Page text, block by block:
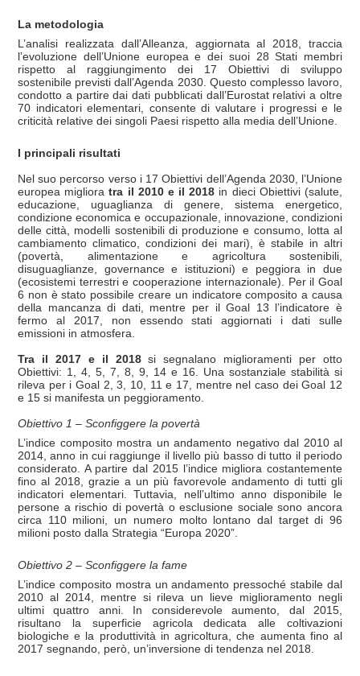
La metodologia
L’analisi realizzata dall’Alleanza, aggiornata al 2018, traccia
l’evoluzione dell’Unione europea e dei suoi 28 Stati membri
rispetto al raggiungimento dei 17 Obiettivi di sviluppo
sostenibile previsti dall’Agenda 2030. Questo complesso lavoro,
condotto a partire dai dati pubblicati dall’Eurostat relativi a oltre
70 indicatori elementari, consente di valutare i progressi e le
criticità relative dei singoli Paesi rispetto alla media dell’Unione.
I principali risultati
Nel suo percorso verso i 17 Obiettivi dell’Agenda 2030, l’Unione
europea miglioratra il 2010 e il 2018 in dieci Obiettivi (salute,
educazione, uguaglianza di genere, sistema energetico,
condizione economica e occupazionale, innovazione, condizioni
delle città, modelli sostenibili di produzione e consumo, lotta al
cambiamento climatico, condizioni dei mari), è stabile in altri
(povertà, alimentazione e agricoltura sostenibili,
disuguaglianze, governance e istituzioni) e peggiora in due
(ecosistemi terrestri e cooperazione internazionale). Per il Goal
6 non è stato possibile creare un indicatore composito a causa
della mancanza di dati, mentre per il Goal 13 l’indicatore è
fermo al 2017, non essendo stati aggiornati i dati sulle
emissioni in atmosfera.
Tra il 2017 e il 2018si segnalano miglioramenti per otto
Obiettivi: 1, 4, 5, 7, 8, 9, 14 e 16. Una sostanziale stabilità si
rileva per i Goal 2, 3, 10, 11 e 17, mentre nel caso dei Goal 12
e 15 si manifesta un peggioramento.
Obiettivo 1 – Sconfiggere la povertà
L’indice composito mostra un andamento negativo dal 2010 al
2014, anno in cui raggiunge il livello più basso di tutto il periodo
considerato. A partire dal 2015 l’indice migliora costantemente
fino al 2018, grazie a un più favorevole andamento di tutti gli
indicatori elementari. Tuttavia, nell’ultimo anno disponibile le
persone a rischio di povertà o esclusione sociale sono ancora
circa 110 milioni, un numero molto lontano dal target di 96
milioni posto dalla Strategia “Europa 2020”.
Obiettivo 2 – Sconfiggere la fame
L’indice composito mostra un andamento pressoché stabile dal
2010 al 2014, mentre si rileva un lieve miglioramento negli
ultimi quattro anni. In considerevole aumento, dal 2015,
risultano la superficie agricola dedicata alle coltivazioni
biologiche e la produttività in agricoltura, che aumenta fino al
2017 segnando, però, un’inversione di tendenza nel 2018.